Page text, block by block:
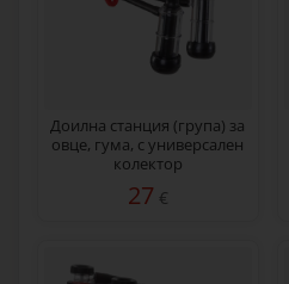
Доилна станция (група) за
овце, гума, с универсален
колектор
27 €